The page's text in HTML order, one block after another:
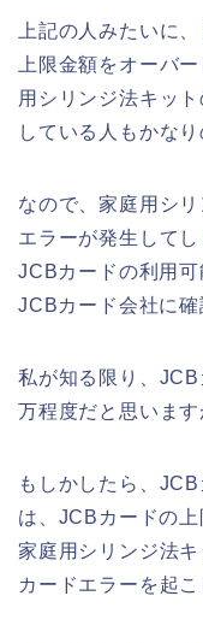
上記の人みたいに
上限金額をオーバ
用シリンジ法キッ
している人もかな
なので、家庭用シ
エラーが発生して
JCBカードの利用
JCBカード会社に
私が知る限り、
万程度だと思います
もしかしたら、
は、JCBカードの
家庭用シリンジ法
カードエラーを起